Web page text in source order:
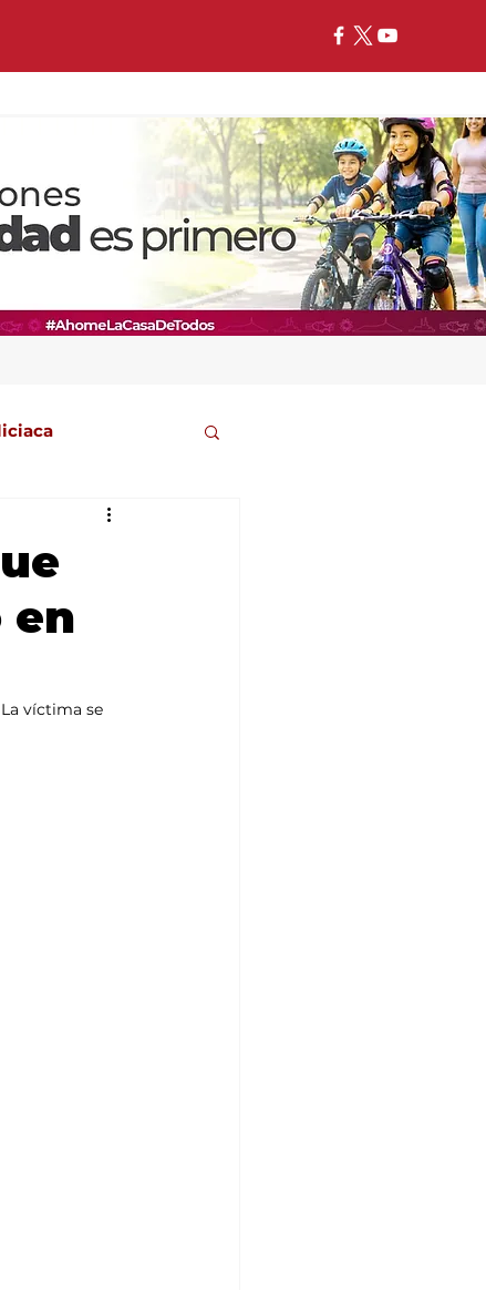
en
víctima se